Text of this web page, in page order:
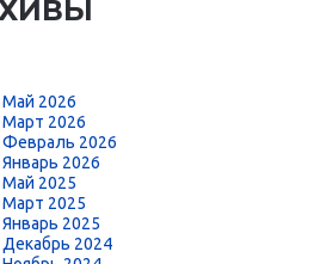
Май 2026
Март 2026
Февраль 2026
Январь 2026
Май 2025
Март 2025
Январь 2025
Декабрь 2024